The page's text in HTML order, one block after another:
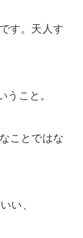
す。天人す
うこと。
ことではな
い、